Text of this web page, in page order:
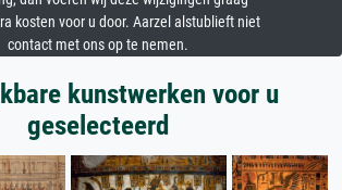
kosten voor u door. Aarzel alstublieft niet
contact met ons op te nemen.
kunstwerken voor u
geselecteerd